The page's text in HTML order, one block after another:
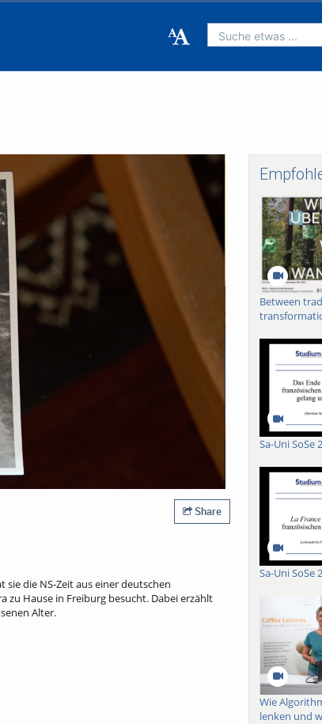
Suche etwas ...
abspielen
Share
sie die NS-Zeit aus einer deutschen
zu Hause in Freiburg besucht. Dabei erzählt
Alter.
Between
Sa-Uni SoSe
Sa-Uni SoSe
Wie
lenken und